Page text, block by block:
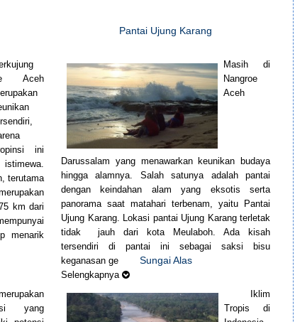
Aceh
ini
terutama
km dari
menarik
Pantai Ujung Karang
Masih di
Nangroe
Aceh
Darussalam yang menawarkan keunikan budaya
hingga alamnya. Salah satunya adalah pantai
dengan keindahan alam yang eksotis serta
panorama saat matahari terbenam, yaitu Pantai
Ujung Karang. Lokasi pantai Ujung Karang terletak
tidak jauh dari kota Meulaboh. Ada kisah
tersendiri di pantai ini sebagai saksi bisu
keganasan ge
Selengkapnya
yang
Sungai Alas
Iklim
Tropis di